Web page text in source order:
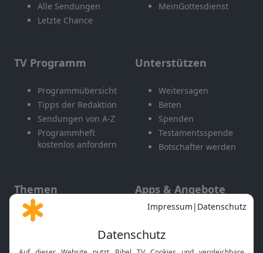
Alle Sendungen
Letzte Chance
MeinGottesdienst
TV Programm
Programmübersicht
Tipps der Redaktion
Sendungen von A-Z
Programmheft
kostenlos anfordern
Unterstützen
Weitersagen
Beten
Spenden
Testamentsspende
Botschafter werden
Themen
Gott und Bibel erklärt
Apps & Angebote
Mobile App